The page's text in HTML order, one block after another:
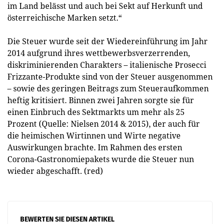
im Land belässt und auch bei Sekt auf Herkunft und
österreichische Marken setzt.“
Die Steuer wurde seit der Wiedereinführung im Jahr
2014 aufgrund ihres wettbewerbsverzerrenden,
diskriminierenden Charakters – italienische Prosecci
Frizzante-Produkte sind von der Steuer ausgenommen
– sowie des geringen Beitrags zum Steueraufkommen
heftig kritisiert. Binnen zwei Jahren sorgte sie für
einen Einbruch des Sektmarkts um mehr als 25
Prozent (Quelle: Nielsen 2014 & 2015), der auch für
die heimischen Wirtinnen und Wirte negative
Auswirkungen brachte. Im Rahmen des ersten
Corona-Gastronomiepakets wurde die Steuer nun
wieder abgeschafft. (red)
BEWERTEN SIE DIESEN ARTIKEL